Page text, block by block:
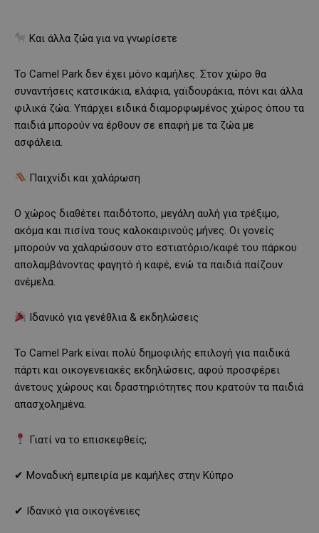
Και άλλα ζώα για να γνωρίσετε
Το Camel Park δεν έχει μόνο καμήλες. Στον χώρο θα
συναντήσεις κατσικάκια, ελάφια, γαϊδουράκια, πόνι και άλλα
φιλικά ζώα. Υπάρχει ειδικά διαμορφωμένος χώρος όπου τα
παιδιά μπορούν να έρθουν σε επαφή με τα ζώα με
ασφάλεια.
Παιχνίδι και χαλάρωση
Ο χώρος διαθέτει παιδότοπο, μεγάλη αυλή για τρέξιμο,
ακόμα και πισίνα τους καλοκαιρινούς μήνες. Οι γονείς
μπορούν να χαλαρώσουν στο εστιατόριο/καφέ του πάρκου
απολαμβάνοντας φαγητό ή καφέ, ενώ τα παιδιά παίζουν
ανέμελα.
Ιδανικό για γενέθλια & εκδηλώσεις
Το Camel Park είναι πολύ δημοφιλής επιλογή για παιδικά
πάρτι και οικογενειακές εκδηλώσεις, αφού προσφέρει
άνετους χώρους και δραστηριότητες που κρατούν τα παιδιά
απασχολημένα.
Γιατί να το επισκεφθείς;
✔ Μοναδική εμπειρία με καμήλες στην Κύπρο
✔ Ιδανικό για οικογένειες